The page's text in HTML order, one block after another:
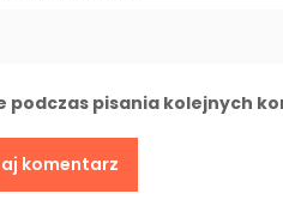
pisania kolejnych